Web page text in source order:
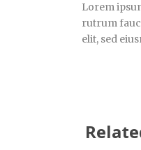
Lorem
rutrum
elit, sed